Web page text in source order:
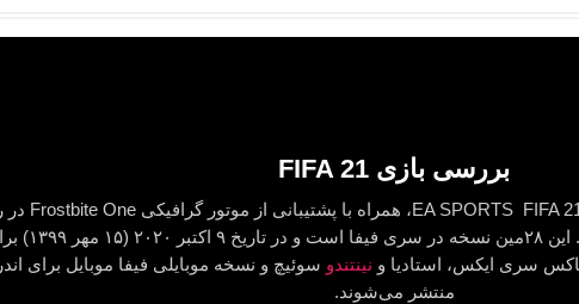
بررسی بازی FIFA 21
نینتندو سوئیچ و نسخه موبایلی فیفا موبایل برای
منتشر می‌شوند.